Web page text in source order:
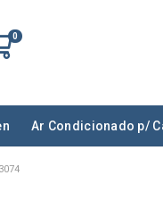
0
Ar Condicionado p/